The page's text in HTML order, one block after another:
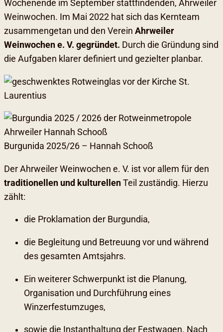
Wochenende im September stattfindenden, Ahrweiler
Weinwochen. Im Mai 2022 hat sich das Kernteam
zusammengetan und den Verein Ahrweiler
Weinwochen e. V. gegründet. Durch die Gründung sind
die Aufgaben klarer definiert und gezielter planbar.
Burgunida 2025/26 – Hannah Schooß
Der Ahrweiler Weinwochen e. V. ist vor allem für den
traditionellen und kulturellen Teil zuständig. Hierzu
zählt:
die Proklamation der Burgundia,
die Begleitung und Betreuung vor und während
des gesamten Amtsjahrs.
Ein weiterer Schwerpunkt ist die Planung,
Organisation und Durchführung eines
Winzerfestumzuges,
sowie die Instanthaltung der Festwagen. Nach